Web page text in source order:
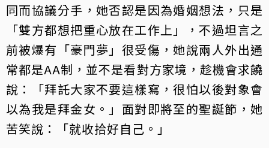
同而協議分手，她否認是因為婚姻想法，只是
「雙方都想把重心放在工作上」，不過坦言之
前被爆有「豪門夢」很受傷，她說兩人外出通
常都是AA制，並不是看對方家境，趁機會求饒
說：「拜託大家不要這樣寫，很怕以後對象會
以為我是拜金女。」面對即將至的聖誕節，她
苦笑說：「就收拾好自己。」